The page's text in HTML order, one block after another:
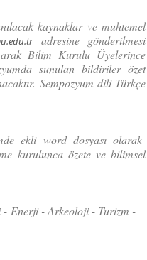
kaynaklar ve muhtemel
adresine gönderilmesi
Bilim Kurulu Üyelerince
sunulan bildiriler özet
Sempozyum dili Türkçe
ekli word dosyası olarak
kurulunca özete ve bilimsel
- Enerji - Arkeoloji - Turizm -